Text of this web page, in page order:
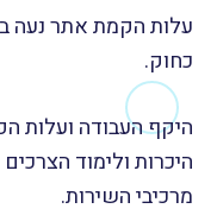
כחוק.
היקף העבודה ועלות
היכרות ולימוד
מרכיבי השירות.